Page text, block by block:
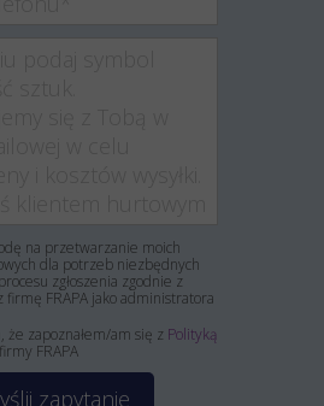
na przetwarzanie moich
dla potrzeb niezbędnych
zgłoszenia zgodnie z
firmę FRAPA jako administratora
że zapoznałem/am się z Polityką
firmy FRAPA
zapytanie